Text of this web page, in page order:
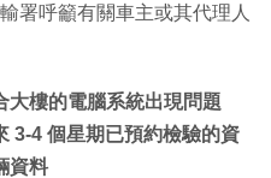
署呼籲有關車主或其代理人
大樓的電腦系統出現問題
3-4 個星期已預約檢驗的資
資料